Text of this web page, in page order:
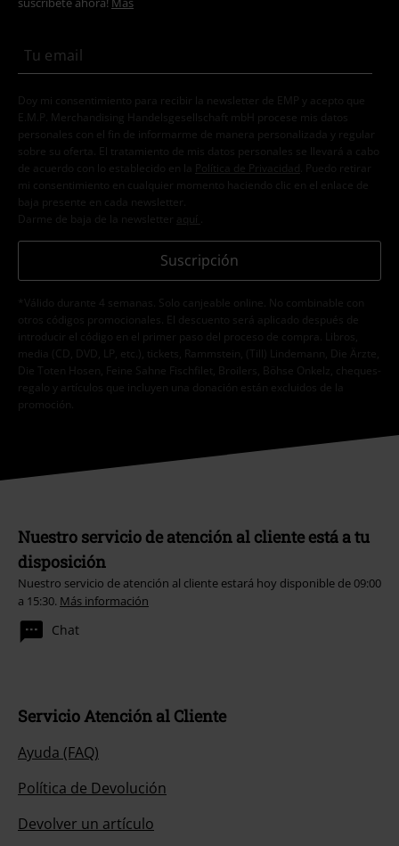
Doy mi consentimiento para recibir la newsletter de EMP y acepto que
E.M.P. Merchandising Handelsgesellschaft mbH procese mis datos
personales con el fin de informarme de manera personalizada y regular
sobre su oferta. El tratamiento de mis datos personales se llevará a cabo
de acuerdo con lo establecido en la
Política de Privacidad . Puedo retirar
mi consentimiento en cualquier momento haciendo clic en el enlace de
baja presente en cada newsletter.
Darme de baja de la newsletter
aquí
Suscripción
*Válido durante 4 semanas. Solo canjeable online. No combinable con
otros códigos promocionales. El descuento será aplicado después de
introducir el código en el primer paso del proceso de compra. Libros,
media (CD, DVD, LP, etc.), tickets, Rammstein, (Till) Lindemann, Die Ärzte,
Die Toten Hosen, Feine Sahne Fischfilet, Broilers, Böhse Onkelz, cheques-
regalo y artículos que incluyen una donación están excluidos de la
promoción.
Nuestro servicio de atención al cliente está a tu
disposición
Nuestro servicio de atención al cliente estará hoy disponible de 09:00
a 15:30. Más información
Chat
Servicio Atención al Cliente
Ayuda (FAQ)
Política de Devolución
Devolver un artículo